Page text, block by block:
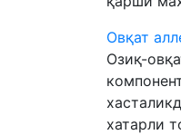
Овқат
Озиқ-
хатарли